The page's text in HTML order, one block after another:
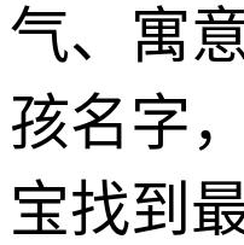
气、寓
孩名字
宝找到